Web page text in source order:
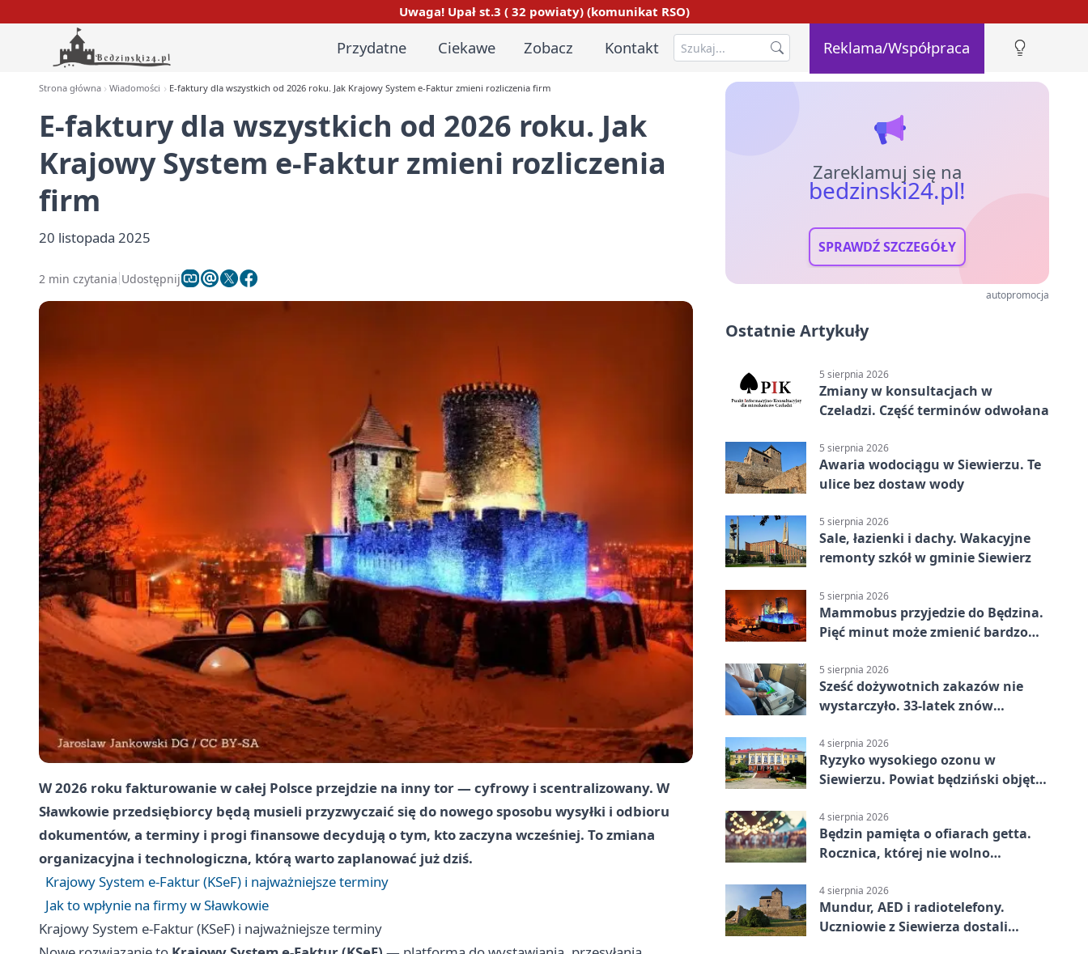
Uwaga! Upał st.3 ( 32 powiaty) (komunikat RSO)
Przydatne Ciekawe Zobacz Kontakt Reklama/Współpraca
Strona główna Wiadomości E-faktury dla wszystkich od 2026 roku. Jak Krajowy System e-Faktur zmieni rozliczenia firm
E-faktury dla wszystkich od 2026 roku. Jak
Krajowy System e-Faktur zmieni rozliczenia
firm
20 listopada 2025
2 min czytania Udostępnij
W 2026 roku fakturowanie w całej Polsce przejdzie na inny tor — cyfrowy i scentralizowany. W
Sławkowie przedsiębiorcy będą musieli przyzwyczaić się do nowego sposobu wysyłki i odbioru
dokumentów, a terminy i progi finansowe decydują o tym, kto zaczyna wcześniej. To zmiana
organizacyjna i technologiczna, którą warto zaplanować już dziś.
Krajowy System e-Faktur (KSeF) i najważniejsze terminy
Jak to wpłynie na firmy w Sławkowie
Krajowy System e-Faktur (KSeF) i najważniejsze terminy
Zareklamuj się na
bedzinski24.pl!
SPRAWDŹ SZCZEGÓŁY
autopromocja
Ostatnie Artykuły
5 sierpnia 2026
Zmiany w konsultacjach w
Czeladzi. Część terminów odwołana
5 sierpnia 2026
Awaria wodociągu w Siewierzu. Te
ulice bez dostaw wody
5 sierpnia 2026
Sale, łazienki i dachy. Wakacyjne
remonty szkół w gminie Siewierz
5 sierpnia 2026
Mammobus przyjedzie do Będzina.
Pięć minut może zmienić bardzo
5 sierpnia 2026
Sześć dożywotnich zakazów nie
wystarczyło. 33-latek znów
4 sierpnia 2026
Ryzyko wysokiego ozonu w
Siewierzu. Powiat będziński objęty
4 sierpnia 2026
Będzin pamięta o ofiarach getta.
Rocznica, której nie wolno
4 sierpnia 2026
Mundur, AED i radiotelefony.
Uczniowie z Siewierza dostali